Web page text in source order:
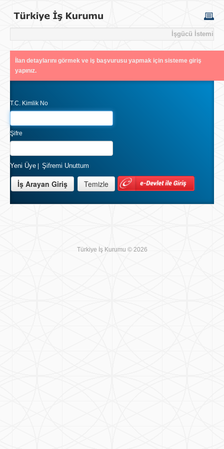
İşgücü İstemi
İlan detaylarını görmek ve iş başvurusu yapmak için sisteme giriş
yapınız.
T.C. Kimlik No
Şifre
Yeni Üye Şifremi Unuttum
Türkiye İş Kurumu © 2026